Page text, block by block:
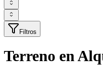
Filtros
Terreno en